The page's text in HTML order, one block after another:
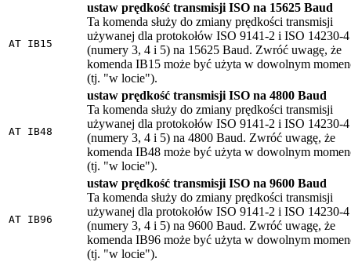
AT IB15
ustaw prędkość transmisji ISO na 15625 Baud
Ta komenda służy do zmiany prędkości transmisji
używanej dla protokołów ISO 9141-2 i ISO 14230-4
(numery 3, 4 i 5) na 15625 Baud. Zwróć uwagę, że
komenda IB15 może być użyta w dowolnym
(tj. "w locie").
AT IB48
ustaw prędkość transmisji ISO na 4800 Baud
Ta komenda służy do zmiany prędkości transmisji
używanej dla protokołów ISO 9141-2 i ISO 14230-4
(numery 3, 4 i 5) na 4800 Baud. Zwróć uwagę, że
komenda IB48 może być użyta w dowolnym
(tj. "w locie").
AT IB96
ustaw prędkość transmisji ISO na 9600 Baud
Ta komenda służy do zmiany prędkości transmisji
używanej dla protokołów ISO 9141-2 i ISO 14230-4
(numery 3, 4 i 5) na 9600 Baud. Zwróć uwagę, że
komenda IB96 może być użyta w dowolnym
(tj. "w locie").